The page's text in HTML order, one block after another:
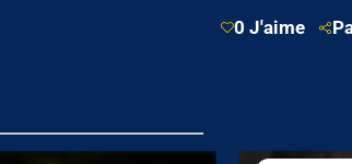
0 J'aime